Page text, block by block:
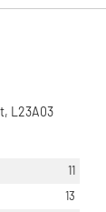
L23A03
11
13